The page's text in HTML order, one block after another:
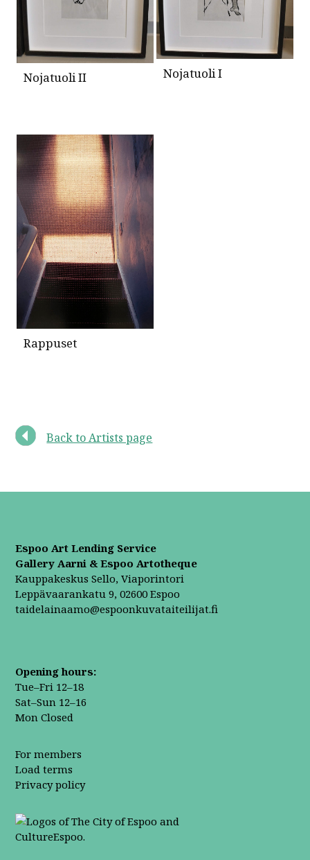
Nojatuoli II Nojatuoli I
Rappuset
Back to Artists page
Espoo Art Lending Service
Gallery Aarni & Espoo Artotheque
Kauppakeskus Sello, Viaporintori
Leppävaarankatu 9, 02600 Espoo
taidelainaamo@espoonkuvataiteilijat.fi
Opening hours:
Tue–Fri 12–18
Sat–Sun 12–16
Mon Closed
For members
Load terms
Privacy policy